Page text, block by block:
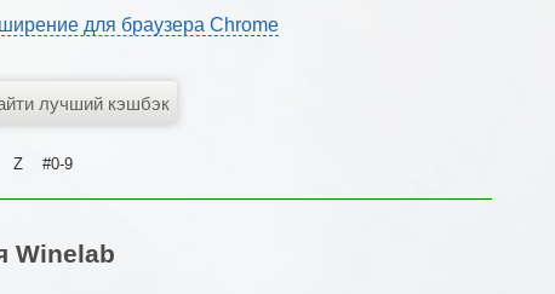
для браузера Chrome
Z #0-9
Winelab